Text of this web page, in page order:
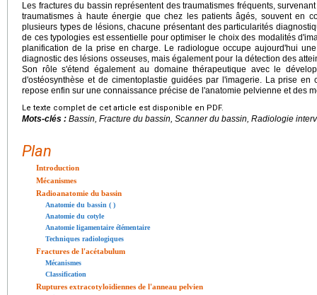
Les fractures du bassin représentent des traumatismes fréquents,
traumatismes à haute énergie que chez les patients âgés, souvent en
plusieurs types de lésions, chacune présentant des particularités
de ces typologies est essentielle pour optimiser le choix des modalités
planification de la prise en charge. Le radiologue occupe aujourd'hui
diagnostic des lésions osseuses, mais également pour la détection des
Son rôle s'étend également au domaine thérapeutique avec le
d'ostéosynthèse et de cimentoplastie guidées par l'imagerie. La prise en
repose enfin sur une connaissance précise de l'anatomie pelvienne et des
Le texte complet de cet article est disponible en PDF.
Mots-clés : Bassin, Fracture du bassin, Scanner du bassin, Radiologie
Plan
Introduction
Mécanismes
Radioanatomie du bassin
Anatomie du bassin ( )
Anatomie du cotyle
Anatomie ligamentaire élémentaire
Techniques radiologiques
Fractures de l'acétabulum
Mécanismes
Classification
Ruptures extracotyloïdiennes de l'anneau pelvien